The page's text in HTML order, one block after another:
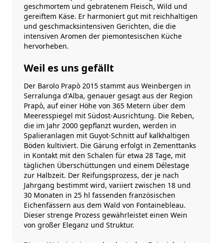
geschmortem und gebratenem Fleisch, Wild und
gereiftem Käse. Er harmoniert gut mit reichhaltigen
und geschmacksintensiven Gerichten, die die
intensiven Aromen der piemontesischen Küche
hervorheben.
Weil es uns gefällt
Der Barolo Prapò 2015 stammt aus Weinbergen in
Serralunga d'Alba, genauer gesagt aus der Region
Prapò, auf einer Höhe von 365 Metern über dem
Meeresspiegel mit Südost-Ausrichtung. Die Reben,
die im Jahr 2000 gepflanzt wurden, werden in
Spalieranlagen mit Guyot-Schnitt auf kalkhaltigen
Böden kultiviert. Die Gärung erfolgt in Zementtanks
in Kontakt mit den Schalen für etwa 28 Tage, mit
täglichen Überschüttungen und einem Délestage
zur Halbzeit. Der Reifungsprozess, der je nach
Jahrgang bestimmt wird, variiert zwischen 18 und
30 Monaten in 25 hl fassenden französischen
Eichenfässern aus dem Wald von Fontainebleau.
Dieser strenge Prozess gewährleistet einen Wein
von großer Eleganz und Struktur.